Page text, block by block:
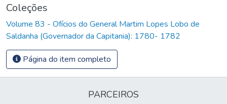
Coleções
Volume 83 - Ofícios do General Martim Lopes Lobo de
Saldanha (Governador da Capitania): 1780- 1782
Página do item completo
PARCEIROS